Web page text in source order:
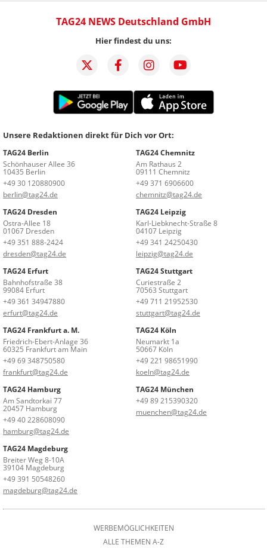
TAG24 NEWS Deutschland GmbH
Hier findest du uns:
Unsere Redaktionen direkt für Dich vor Ort:
TAG24 Berlin
Schönhauser Allee 36
10435 Berlin
+49 30 120880900
berlin@tag24.de
TAG24 Chemnitz
Am Rathaus 2
09111 Chemnitz
+49 371 6906600
chemnitz@tag24.de
TAG24 Dresden
Ostra-Allee 18
01067 Dresden
+49 351 888-2424
dresden@tag24.de
TAG24 Leipzig
Karl-Liebknecht-Straße 8
04107 Leipzig
+49 341 24250430
leipzig@tag24.de
TAG24 Erfurt
Bahnhofstraße 38
99084 Erfurt
+49 361 34947880
erfurt@tag24.de
TAG24 Stuttgart
Curiestraße 2
70563 Stuttgart
+49 711 21952530
stuttgart@tag24.de
TAG24 Frankfurt a. M.
Friedrich-Ebert-Anlage 36
60325 Frankfurt am Main
+49 69 348750580
frankfurt@tag24.de
TAG24 Köln
Neumarkt 1a
50667 Köln
+49 221 98651990
koeln@tag24.de
TAG24 Hamburg
Am Sandtorkai 77
20457 Hamburg
+49 40 228608090
hamburg@tag24.de
TAG24 München
+49 89 215390320
muenchen@tag24.de
TAG24 Magdeburg
Breiter Weg 8-10A
39104 Magdeburg
+49 391 50548260
magdeburg@tag24.de
WERBEMÖGLICHKEITEN
ALLE THEMEN A-Z